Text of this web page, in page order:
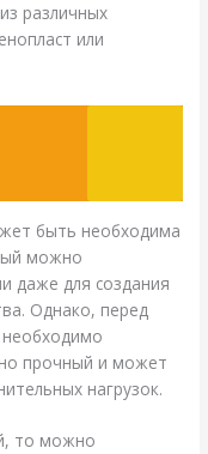
различных
или
быть необходима
можно
даже для создания
Однако, перед
необходимо
прочный и может
нагрузок.
то можно